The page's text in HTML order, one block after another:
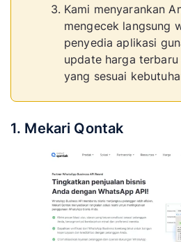
Tagging
Bulk Sender,
Import
CSV/Excel,
Message
Variants,
Scheduling
Whatso
Anti-block
Algorithm,
Import
Contacts,
Kami menyarankan
mengecek langsung
penyedia aplikasi
update harga
yang sesuai
1. Mekari Qontak